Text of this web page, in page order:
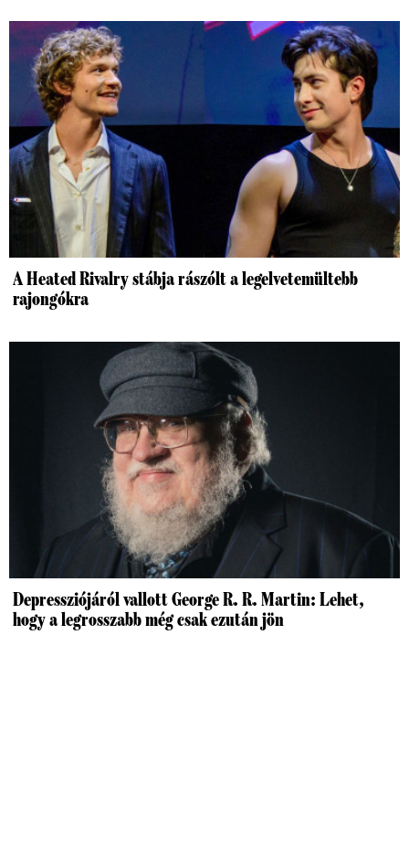
A Heated Rivalry stábja rászólt a legelvetemültebb
rajongókra
Depressziójáról vallott George R. R. Martin: Lehet,
hogy a legrosszabb még csak ezután jön